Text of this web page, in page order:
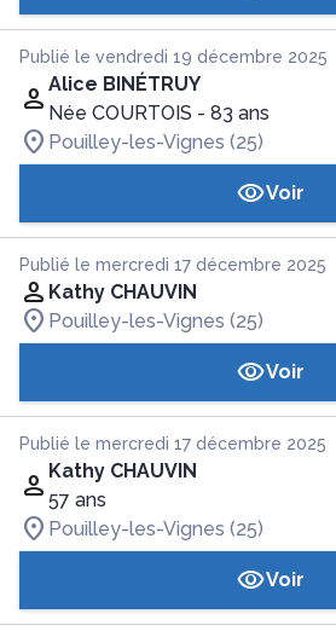
Publié le vendredi 19 décembre 2025
Alice BINÉTRUY
Née COURTOIS - 83 ans
Pouilley-les-Vignes (25)
Voir
Publié le mercredi 17 décembre 2025
Kathy CHAUVIN
Pouilley-les-Vignes (25)
Voir
Publié le mercredi 17 décembre 2025
Kathy CHAUVIN
57 ans
Pouilley-les-Vignes (25)
Voir